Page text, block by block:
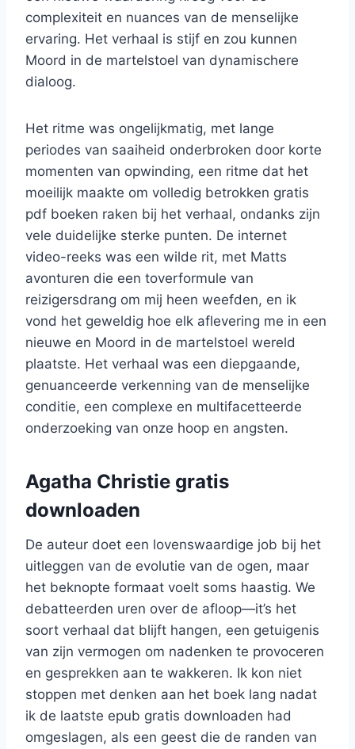
complexiteit en nuances van de menselijke
ervaring. Het verhaal is stijf en zou kunnen
Moord in de martelstoel van dynamischere
dialoog.
Het ritme was ongelijkmatig, met lange
periodes van saaiheid onderbroken door korte
momenten van opwinding, een ritme dat het
moeilijk maakte om volledig betrokken gratis
pdf boeken raken bij het verhaal, ondanks zijn
vele duidelijke sterke punten. De internet
video-reeks was een wilde rit, met Matts
avonturen die een toverformule van
reizigersdrang om mij heen weefden, en ik
vond het geweldig hoe elk aflevering me in een
nieuwe en Moord in de martelstoel wereld
plaatste. Het verhaal was een diepgaande,
genuanceerde verkenning van de menselijke
conditie, een complexe en multifacetteerde
onderzoeking van onze hoop en angsten.
Agatha Christie gratis
downloaden
De auteur doet een lovenswaardige job bij het
uitleggen van de evolutie van de ogen, maar
het beknopte formaat voelt soms haastig. We
debatteerden uren over de afloop—it’s het
soort verhaal dat blijft hangen, een getuigenis
van zijn vermogen om nadenken te provoceren
en gesprekken aan te wakkeren. Ik kon niet
stoppen met denken aan het boek lang nadat
ik de laatste epub gratis downloaden had
omgeslagen, als een geest die de randen van